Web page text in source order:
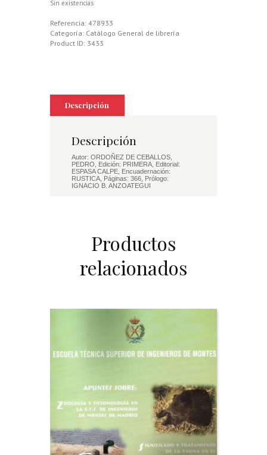
Sin existencias
Referencia: 478933
Categoría: Catálogo General de librería
Product ID: 3433
Descripción
Descripción
Autor: ORDOÑEZ DE CEBALLOS,
PEDRO, Edición: PRIMERA, Editorial:
ESPASA CALPE, Encuadernación:
RUSTICA, Páginas: 366, Prólogo:
IGNACIO B. ANZOATEGUI
Productos
relacionados